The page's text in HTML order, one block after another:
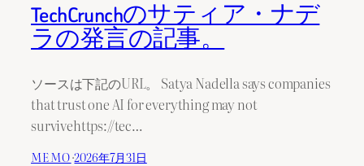
TechCrunchのサティア・ナデ
ラの発言の記事。
ソースは下記のURL。 Satya Nadella says companies
that trust one AI for everything may not
survivehttps://tec…
MEMO·2026年7月31日